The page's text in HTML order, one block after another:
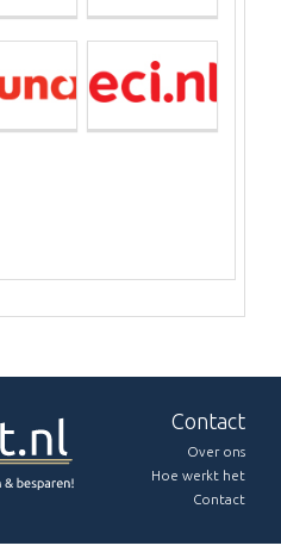
Contact
Over ons
Hoe werkt het
Contact